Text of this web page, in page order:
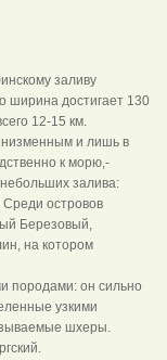
заливу
ширина достигает 130
12-15 км.
и лишь в
к морю,-
залива:
Среди островов
Березовый,
на котором
породами: он сильно
узкими
шхеры.